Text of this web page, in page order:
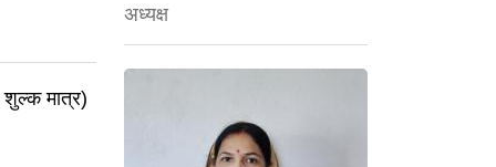
शुल्क मात्र)
अध्यक्ष